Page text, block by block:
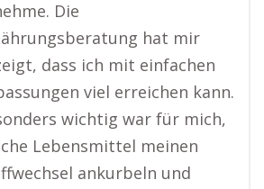
Die
hat mir
dass ich mit einfachen
viel erreichen kann.
wichtig war für mich,
Lebensmittel meinen
ankurbeln und